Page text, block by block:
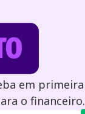
em primeira
o financeiro.